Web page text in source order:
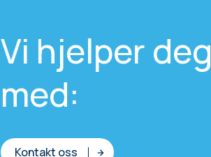
Vi hjelper deg
med:
Kontakt oss